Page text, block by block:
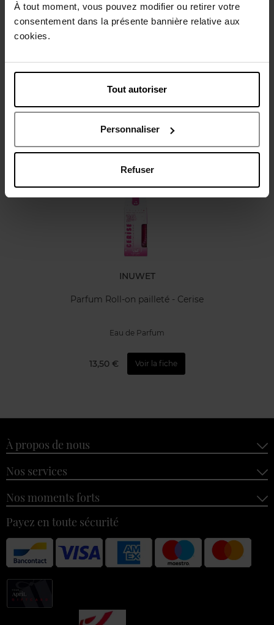
À tout moment, vous pouvez modifier ou retirer votre
consentement dans la présente bannière relative aux
cookies.
Tout autoriser
Personnaliser
Refuser
Caractéristiques
Oublié quelque chose ?
INUWET
Parfum Roll-on pailleté - Cerise
Eau de Parfum
13,50 € Voir la fiche
À propos de nous
Nos services
Nos moments forts
Payez en toute sécurité